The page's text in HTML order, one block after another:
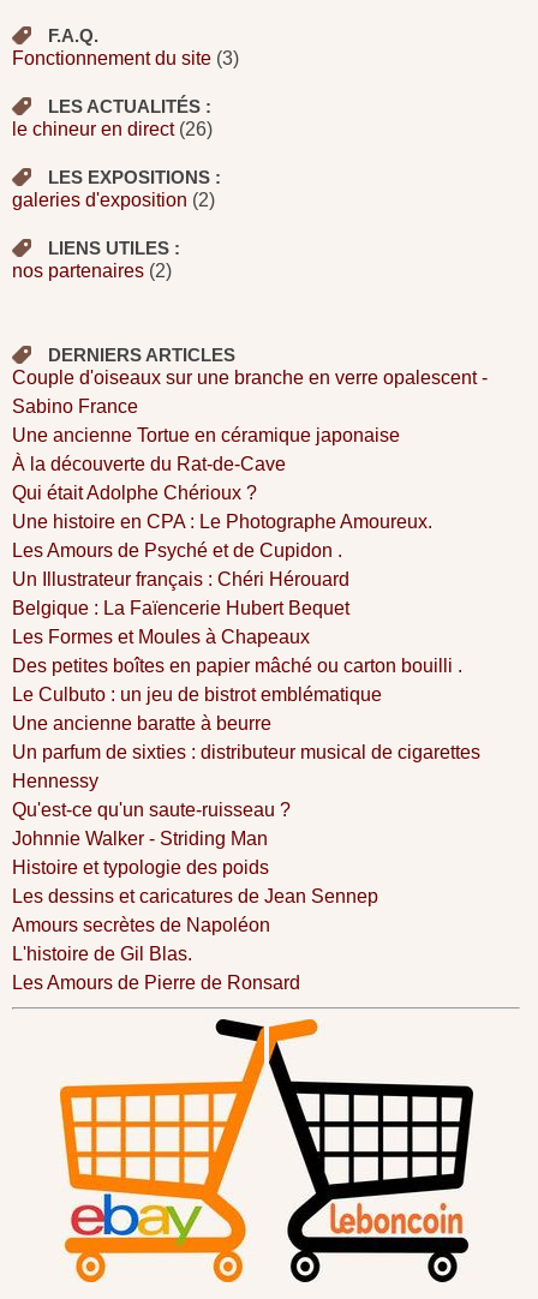
F.A.Q.
Fonctionnement du site (3)
LES ACTUALITÉS :
le chineur en direct(26)
LES EXPOSITIONS :
galeries d'exposition (2)
LIENS UTILES :
nos partenaires (2)
DERNIERS ARTICLES
Couple d'oiseaux sur une branche en verre opalescent -
Sabino France
Une ancienne Tortue en céramique japonaise
À la découverte du Rat-de-Cave
Qui était Adolphe Chérioux ?
Une histoire en CPA : Le Photographe Amoureux.
Les Amours de Psyché et de Cupidon .
Un Illustrateur français : Chéri Hérouard
Belgique : La Faïencerie Hubert Bequet
Les Formes et Moules à Chapeaux
Des petites boîtes en papier mâché ou carton bouilli .
Le Culbuto : un jeu de bistrot emblématique
Une ancienne baratte à beurre
Un parfum de sixties : distributeur musical de cigarettes
Hennessy
Qu'est-ce qu'un saute-ruisseau ?
Johnnie Walker - Striding Man
Histoire et typologie des poids
Les dessins et caricatures de Jean Sennep
Amours secrètes de Napoléon
L'histoire de Gil Blas.
Les Amours de Pierre de Ronsard